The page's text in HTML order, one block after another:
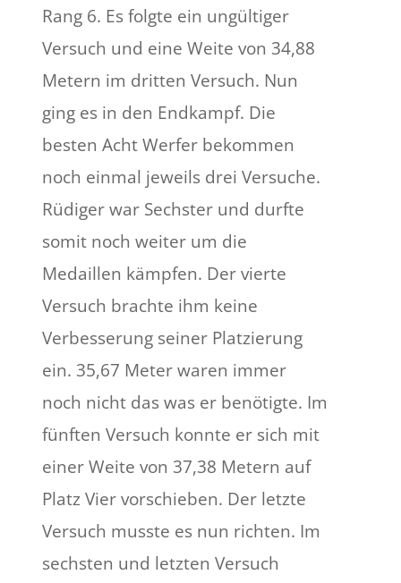
Rang 6. Es folgte ein ungültiger
Versuch und eine Weite von 34,88
Metern im dritten Versuch. Nun
ging es in den Endkampf. Die
besten Acht Werfer bekommen
noch einmal jeweils drei Versuche.
Rüdiger war Sechster und durfte
somit noch weiter um die
Medaillen kämpfen. Der vierte
Versuch brachte ihm keine
Verbesserung seiner Platzierung
ein. 35,67 Meter waren immer
noch nicht das was er benötigte. Im
fünften Versuch konnte er sich mit
einer Weite von 37,38 Metern auf
Platz Vier vorschieben. Der letzte
Versuch musste es nun richten. Im
sechsten und letzten Versuch